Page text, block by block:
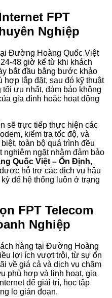
FPT
Nghiệp
Đường Hoàng Quốc Việt
48 giờ kể từ khi khách
bắt đầu bằng bước khảo
hợp lắp đặt, sau đó kỹ thuật
ưu nhất, đảm bảo không
gia đình hoặc hoạt động
sẽ trực tiếp thực hiện các
kiểm tra tốc độ, và
toàn bộ quá trình đều
nghiêm ngặt nhằm đảm bảo
Quốc Việt – Ổn Định,
hỗ trợ các dịch vụ hậu
để hệ thống luôn ở trạng
FPT Telecom
Nghiệp
hàng tại Đường Hoàng
lợi ích vượt trội, từ sự ổn
về giá cả và dịch vụ chăm
phù hợp và linh hoạt, gia
để giải trí, học tập
lo gián đoạn.